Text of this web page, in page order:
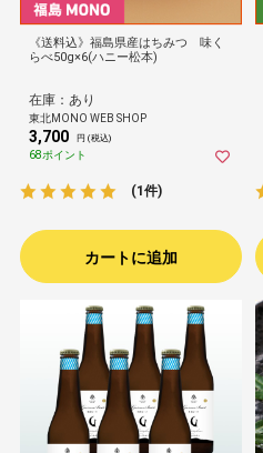
《送料込》福島県産はちみつ 味く
らべ50g×6(ハニー松本)
在庫：あり
東北MONO WEB SHOP
3,700 円 (税込)
68ポイント
(1件)
カートに追加